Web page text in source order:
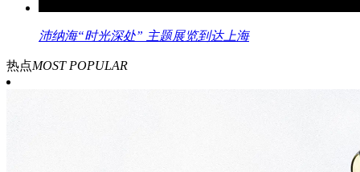
沛纳海“时光深处” 主题展览到达上海
热点MOST POPULAR